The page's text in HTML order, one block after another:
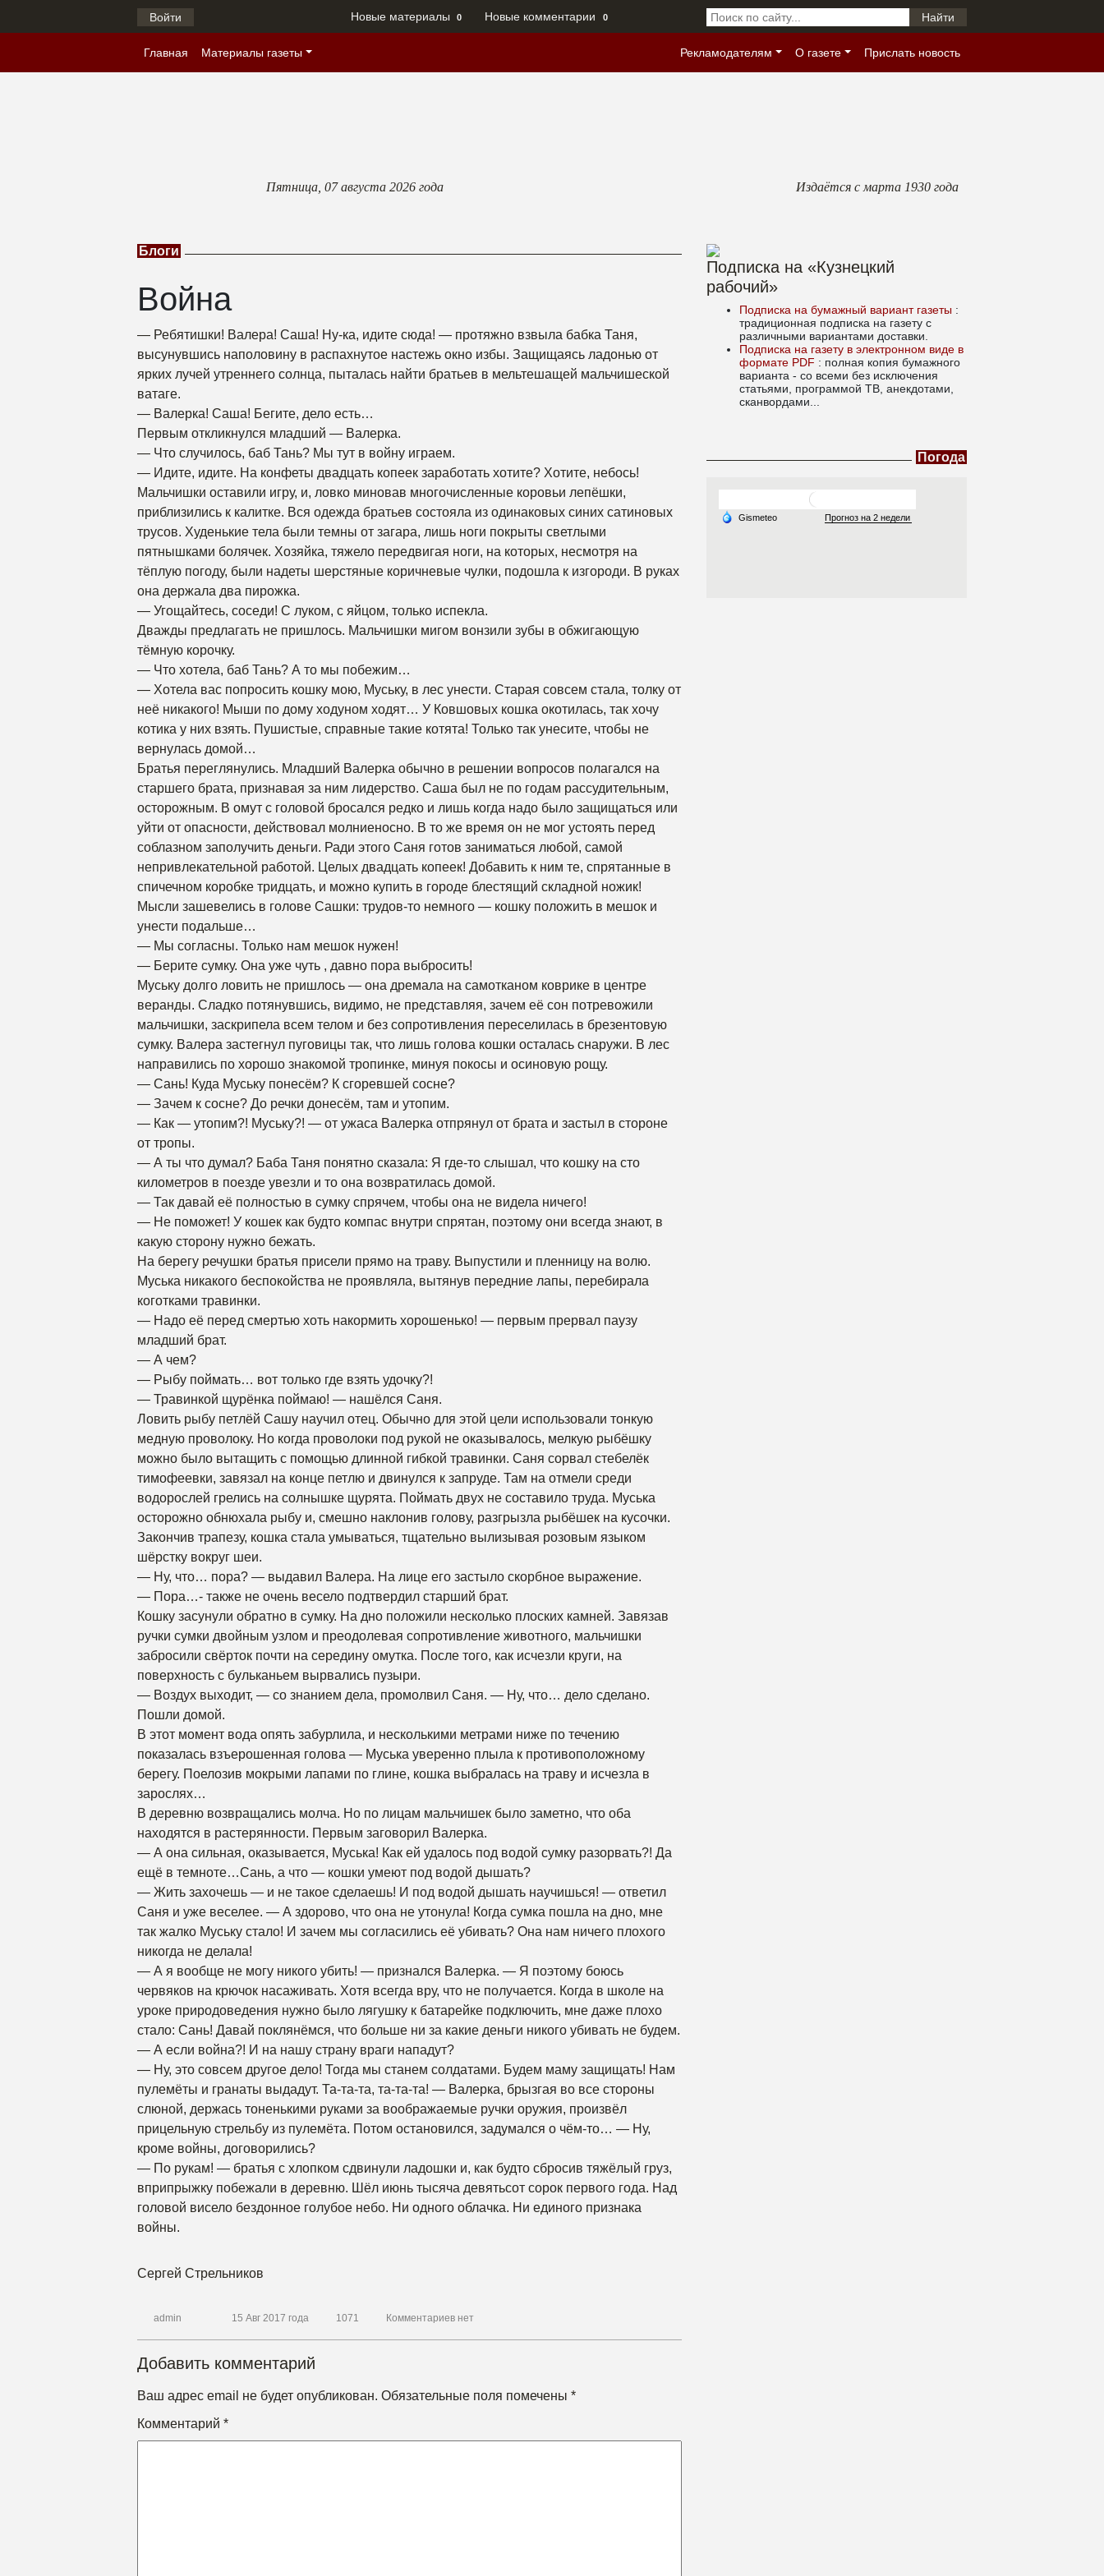
Войти Новые материалы 0 Новые комментарии 0
Главная Материалы газеты Рекламодателям О газете Прислать новость
Пятница, 07 августа 2026 года Издаётся с марта 1930 года
Блоги
Война
— Ребятишки! Валера! Саша! Ну-ка, идите сюда! — протяжно взвыла бабка Таня,
высунувшись наполовину в распахнутое настежь окно избы. Защищаясь ладонью от
ярких лучей утреннего солнца, пыталась найти братьев в мельтешащей мальчишеской
ватаге.
— Валерка! Саша! Бегите, дело есть…
Первым откликнулся младший — Валерка.
— Что случилось, баб Тань? Мы тут в войну играем.
— Идите, идите. На конфеты двадцать копеек заработать хотите? Хотите, небось!
Мальчишки оставили игру, и, ловко миновав многочисленные коровьи лепёшки,
приблизились к калитке. Вся одежда братьев состояла из одинаковых синих сатиновых
трусов. Худенькие тела были темны от загара, лишь ноги покрыты светлыми
пятнышками болячек. Хозяйка, тяжело передвигая ноги, на которых, несмотря на
тёплую погоду, были надеты шерстяные коричневые чулки, подошла к изгороди. В руках
она держала два пирожка.
— Угощайтесь, соседи! С луком, с яйцом, только испекла.
Дважды предлагать не пришлось. Мальчишки мигом вонзили зубы в обжигающую
тёмную корочку.
— Что хотела, баб Тань? А то мы побежим…
— Хотела вас попросить кошку мою, Муську, в лес унести. Старая совсем стала, толку от
неё никакого! Мыши по дому ходуном ходят… У Ковшовых кошка окотилась, так хочу
котика у них взять. Пушистые, справные такие котята! Только так унесите, чтобы не
вернулась домой…
Братья переглянулись. Младший Валерка обычно в решении вопросов полагался на
старшего брата, признавая за ним лидерство. Саша был не по годам рассудительным,
осторожным. В омут с головой бросался редко и лишь когда надо было защищаться или
уйти от опасности, действовал молниеносно. В то же время он не мог устоять перед
соблазном заполучить деньги. Ради этого Саня готов заниматься любой, самой
непривлекательной работой. Целых двадцать копеек! Добавить к ним те, спрятанные в
спичечном коробке тридцать, и можно купить в городе блестящий складной ножик!
Мысли зашевелись в голове Сашки: трудов-то немного — кошку положить в мешок и
унести подальше…
— Мы согласны. Только нам мешок нужен!
— Берите сумку. Она уже чуть , давно пора выбросить!
Муську долго ловить не пришлось — она дремала на самотканом коврике в центре
веранды. Сладко потянувшись, видимо, не представляя, зачем её сон потревожили
мальчишки, заскрипела всем телом и без сопротивления переселилась в брезентовую
сумку. Валера застегнул пуговицы так, что лишь голова кошки осталась снаружи. В лес
направились по хорошо знакомой тропинке, минуя покосы и осиновую рощу.
— Сань! Куда Муську понесём? К сгоревшей сосне?
— Зачем к сосне? До речки донесём, там и утопим.
— Как — утопим?! Муську?! — от ужаса Валерка отпрянул от брата и застыл в стороне
от тропы.
— А ты что думал? Баба Таня понятно сказала: Я где-то слышал, что кошку на сто
километров в поезде увезли и то она возвратилась домой.
— Так давай её полностью в сумку спрячем, чтобы она не видела ничего!
— Не поможет! У кошек как будто компас внутри спрятан, поэтому они всегда знают, в
какую сторону нужно бежать.
На берегу речушки братья присели прямо на траву. Выпустили и пленницу на волю.
Муська никакого беспокойства не проявляла, вытянув передние лапы, перебирала
коготками травинки.
— Надо её перед смертью хоть накормить хорошенько! — первым прервал паузу
младший брат.
— А чем?
— Рыбу поймать… вот только где взять удочку?!
— Травинкой щурёнка поймаю! — нашёлся Саня.
Ловить рыбу петлёй Сашу научил отец. Обычно для этой цели использовали тонкую
медную проволоку. Но когда проволоки под рукой не оказывалось, мелкую рыбёшку
можно было вытащить с помощью длинной гибкой травинки. Саня сорвал стебелёк
тимофеевки, завязал на конце петлю и двинулся к запруде. Там на отмели среди
водорослей грелись на солнышке щурята. Поймать двух не составило труда. Муська
осторожно обнюхала рыбу и, смешно наклонив голову, разгрызла рыбёшек на кусочки.
Закончив трапезу, кошка стала умываться, тщательно вылизывая розовым языком
шёрстку вокруг шеи.
— Ну, что… пора? — выдавил Валера. На лице его застыло скорбное выражение.
— Пора…- также не очень весело подтвердил старший брат.
Кошку засунули обратно в сумку. На дно положили несколько плоских камней. Завязав
ручки сумки двойным узлом и преодолевая сопротивление животного, мальчишки
забросили свёрток почти на середину омутка. После того, как исчезли круги, на
поверхность с бульканьем вырвались пузыри.
— Воздух выходит, — со знанием дела, промолвил Саня. — Ну, что… дело сделано.
Пошли домой.
В этот момент вода опять забурлила, и несколькими метрами ниже по течению
показалась взъерошенная голова — Муська уверенно плыла к противоположному
берегу. Поелозив мокрыми лапами по глине, кошка выбралась на траву и исчезла в
зарослях…
В деревню возвращались молча. Но по лицам мальчишек было заметно, что оба
находятся в растерянности. Первым заговорил Валерка.
— А она сильная, оказывается, Муська! Как ей удалось под водой сумку разорвать?! Да
ещё в темноте…Сань, а что — кошки умеют под водой дышать?
— Жить захочешь — и не такое сделаешь! И под водой дышать научишься! — ответил
Саня и уже веселее. — А здорово, что она не утонула! Когда сумка пошла на дно, мне
так жалко Муську стало! И зачем мы согласились её убивать? Она нам ничего плохого
никогда не делала!
— А я вообще не могу никого убить! — признался Валерка. — Я поэтому боюсь
червяков на крючок насаживать. Хотя всегда вру, что не получается. Когда в школе на
уроке природоведения нужно было лягушку к батарейке подключить, мне даже плохо
стало: Сань! Давай поклянёмся, что больше ни за какие деньги никого убивать не будем.
— А если война?! И на нашу страну враги нападут?
— Ну, это совсем другое дело! Тогда мы станем солдатами. Будем маму защищать! Нам
пулемёты и гранаты выдадут. Та-та-та, та-та-та! — Валерка, брызгая во все стороны
слюной, держась тоненькими руками за воображаемые ручки оружия, произвёл
прицельную стрельбу из пулемёта. Потом остановился, задумался о чём-то… — Ну,
кроме войны, договорились?
— По рукам! — братья с хлопком сдвинули ладошки и, как будто сбросив тяжёлый груз,
вприпрыжку побежали в деревню. Шёл июнь тысяча девятьсот сорок первого года. Над
головой висело бездонное голубое небо. Ни одного облачка. Ни единого признака
войны.
Сергей Стрельников
admin 15 Авг 2017 года 1071 Комментариев нет
Добавить комментарий
Ваш адрес email не будет опубликован. Обязательные поля помечены *
Комментарий *
Подписка на «Кузнецкий
рабочий»
Подписка на бумажный вариант газеты :
традиционная подписка на газету с
различными вариантами доставки.
Подписка на газету в электронном виде в
формате PDF : полная копия бумажного
варианта - со всеми без исключения
статьями, программой ТВ, анекдотами,
сканвордами...
Погода